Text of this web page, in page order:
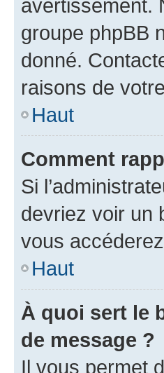
avertissement.
groupe phpBB
donné.
raisons de
Haut
Comment
Si
devriez voir un
vous
Haut
À quoi sert le
de message ?
Il vous permet